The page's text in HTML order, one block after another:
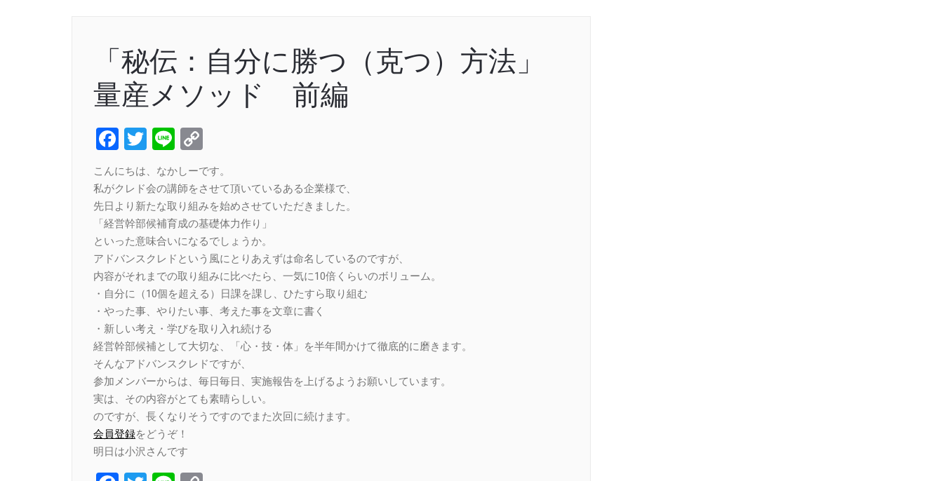
「秘伝：自分に勝つ（克つ）方法」
量産メソッド 前編
Facebook
Twitter
Line
Link
こんにちは、なかしーです。
私がクレド会の講師をさせて頂いているある企業様で、
先日より新たな取り組みを始めさせていただきました。
「経営幹部候補育成の基礎体力作り」
といった意味合いになるでしょうか。
アドバンスクレドという風にとりあえずは命名しているのですが、
内容がそれまでの取り組みに比べたら、一気に10倍くらいのボリューム。
・自分に（10個を超える）日課を課し、ひたすら取り組む
・やった事、やりたい事、考えた事を文章に書く
・新しい考え・学びを取り入れ続ける
経営幹部候補として大切な、「心・技・体」を半年間かけて徹底的に磨きます。
そんなアドバンスクレドですが、
参加メンバーからは、毎日毎日、実施報告を上げるようお願いしています。
実は、その内容がとても素晴らしい。
のですが、長くなりそうですのでまた次回に続けます。
会員登録をどうぞ！
明日は小沢さんです